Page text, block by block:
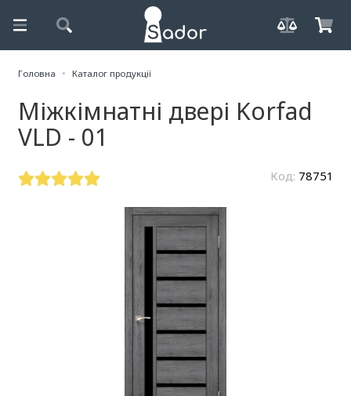
Головна Каталог продукції
Міжкімнатні двері Korfad
VLD - 01
Код: 78751